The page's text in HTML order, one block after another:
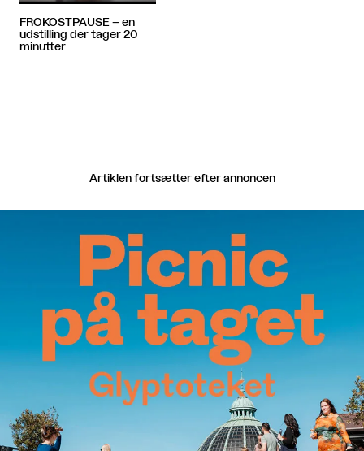
FROKOSTPAUSE – en
udstilling der tager 20
minutter
Artiklen fortsætter efter annoncen